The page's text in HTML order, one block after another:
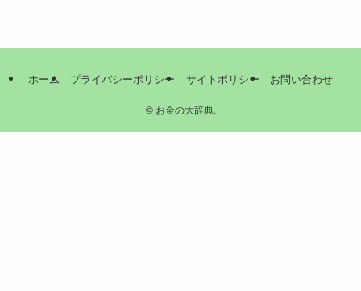
ホーム プライバシーポリシー サイトポリシー お問い合わせ
©お金の大辞典.